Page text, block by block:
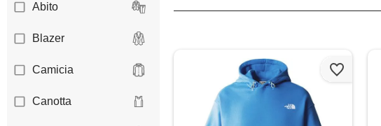
Abito
Blazer
Camicia
Canotta